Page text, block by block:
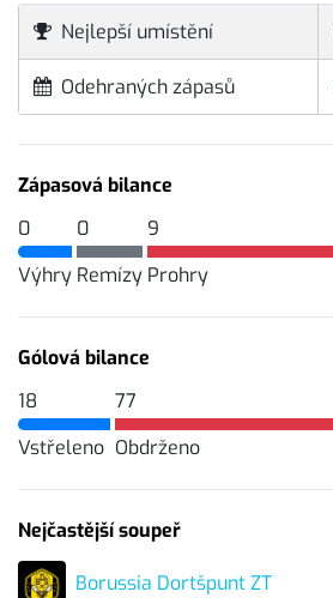
Nejlepší umístění
Odehraných zápasů
Zápasová bilance
0
Výhry
0
Remízy
9
Prohry
Gólová bilance
18
Vstřeleno
77
Obdrženo
Nejčastější soupeř
Borussia Dortšpunt ZT